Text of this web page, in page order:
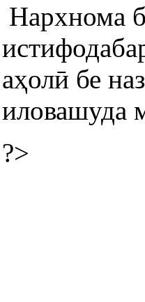
Нархнома
аҳолӣ бе
иловашуда
?>